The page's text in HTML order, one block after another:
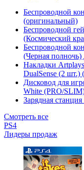
Беспроводной
(оригинальный)
Беспроводной
(Космический
Беспроводной
(Черная полночь)
Накладки
DualSense (2 шт.)
Дисковод для
White (PRO/
Зарядная
Смотреть все
PS4
Лидеры продаж